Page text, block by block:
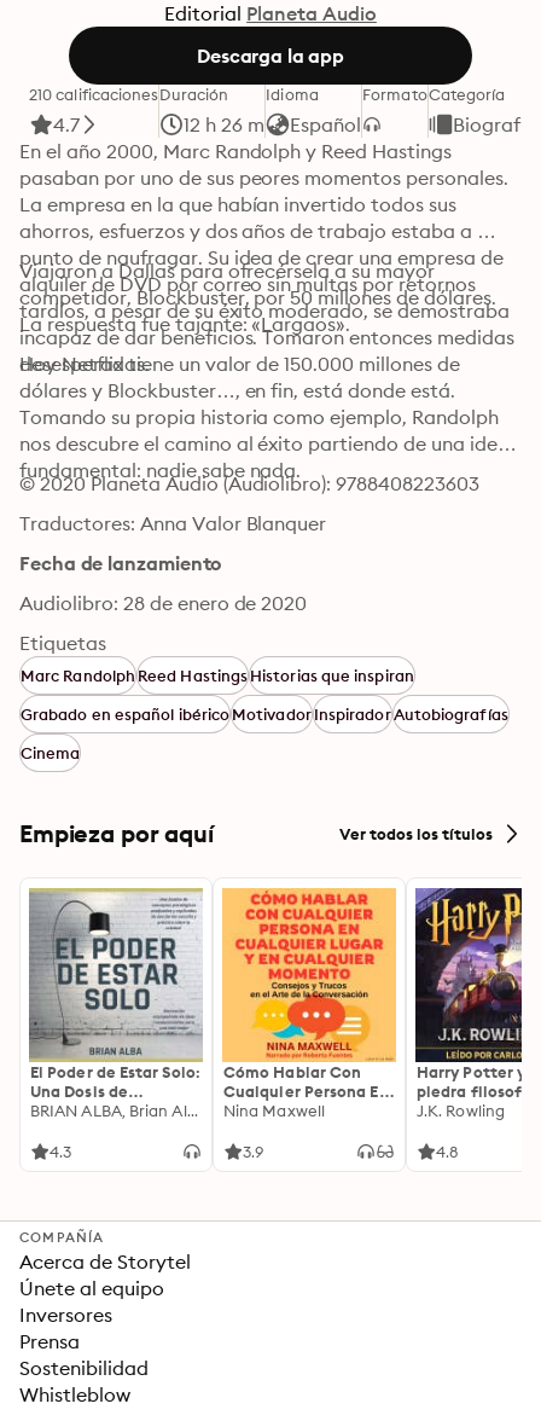
Editorial Planeta Audio
Descarga la app
210 calificaciones
4.7
Duración
12 h 26 m
Idioma
Español
FormatoCategoría
Biografía
En el año 2000, Marc Randolph y Reed Hastings
pasaban por uno de sus peores momentos personales.
La empresa en la que habían invertido todos sus
ahorros, esfuerzos y dos años de trabajo estaba a
punto de naufragar. Su idea de crear una empresa de
alquiler de DVD por correo sin multas por retornos
tardíos, a pesar de su éxito moderado, se demostraba
incapaz de dar beneficios. Tomaron entonces medidas
desesperadas.
Viajaron a Dallas para ofrecérsela a su mayor
competidor, Blockbuster, por 50 millones de dólares.
La respuesta fue tajante: «Largaos».
Hoy Netflix tiene un valor de 150.000 millones de
dólares y Blockbuster…, en fin, está donde está.
Tomando su propia historia como ejemplo, Randolph
nos descubre el camino al éxito partiendo de una idea
fundamental: nadie sabe nada.
© 2020 Planeta Audio (Audiolibro): 9788408223603
Traductores: Anna Valor Blanquer
Fecha de lanzamiento
Audiolibro: 28 de enero de 2020
Etiquetas
Marc RandolphReed HastingsHistorias que inspiran
Grabado en español ibéricoMotivadorInspiradorAutobiografías
Cinema
Empieza por aquí Ver todos los títulos
El Poder de Estar Solo:
Una Dosis de
Motivación
Ideas Revolucionarias
BRIAN ALBA, Brian Alba
4.3
Cómo Hablar Con
Cualquier Persona En
Cualquier Lugar Y En
Nina Maxwell
3.9
Harry Potter y
piedra filosofal
J.K. Rowling
4.8
COMPAÑÍA
Acerca de Storytel
Únete al equipo
Inversores
Prensa
Sostenibilidad
Whistleblow